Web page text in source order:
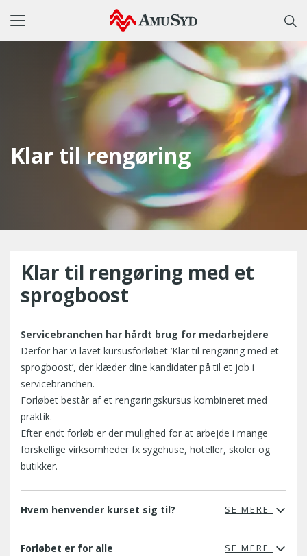
Toggle
Klar til rengøring
Klar til rengøring med et
sprogboost
Servicebranchen har hårdt brug for medarbejdere
Derfor har vi lavet kursusforløbet ’Klar til rengøring med et
sprogboost’, der klæder dine kandidater på til et job i
servicebranchen.
Forløbet består af et rengøringskursus kombineret med
praktik.
Efter endt forløb er der mulighed for at arbejde i mange
forskellige virksomheder fx sygehuse, hoteller, skoler og
butikker.
Hvem henvender kurset sig til? SE MERE
Forløbet er for alle SE MERE